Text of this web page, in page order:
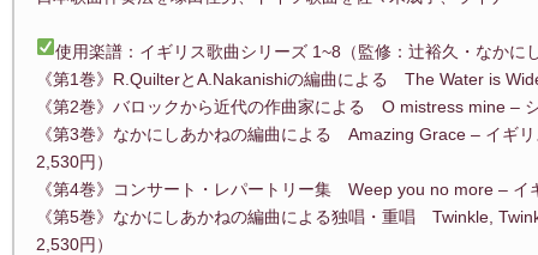
使用楽譜：イギリス歌曲シリーズ 1~8（監修：辻裕久・なかに
《第1巻》R.QuilterとA.Nakanishiの編曲による The Water is
《第2巻》バロックから近代の作曲家による O mistress mine –
《第3巻》なかにしあかねの編曲による Amazing Grace – イギ
2,530円）
《第4巻》コンサート・レパートリー集 Weep you no more –
《第5巻》なかにしあかねの編曲による独唱・重唱 Twinkle,
2,530円）